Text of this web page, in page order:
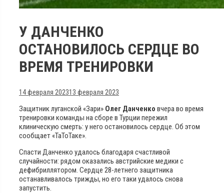
У ДАНЧЕНКО
ОСТАНОВИЛОСЬ СЕРДЦЕ ВО
ВРЕМЯ ТРЕНИРОВКИ
14 февраля 202313 февраля 2023
Защитник луганской «Зари» Олег Данченко вчера во время
тренировки команды на сборе в Турции пережил
клиническую смерть: у него остановилось сердце. Об этом
сообщает «ТаТоТаке».
Спасти Данченко удалось благодаря счастливой
случайности: рядом оказались австрийские медики с
дефибриллятором. Сердце 28-летнего защитника
останавливалось трижды, но его таки удалось снова
запустить.